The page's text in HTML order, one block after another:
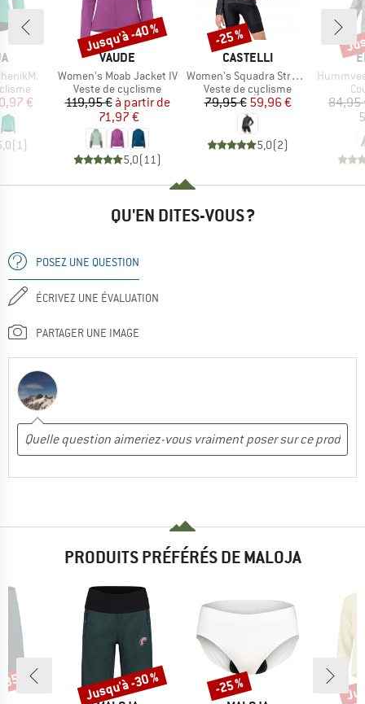
réduit
€
(1)
MARQUE
VAUDE
Article
Women's Moab Jacket IV
Product group
Veste de cyclisme
Prix
119,95 € Prix réduit
à partir de
71,97 €
5,0(11)
Remise
Jusqu'à -40 %
MARQUE
CASTELLI
Article
Women's Squadra Stretch Jacket
Product group
Veste de cyclisme
Prix
79,95 €Prix réduit
59,96 €
5,0(2)
Remise
-25 %
Article
Hummvee
84,95
QU'EN DITES-VOUS ?
POSEZ UNE QUESTION
ÉCRIVEZ UNE ÉVALUATION
PARTAGER UNE IMAGE
PRODUITS PRÉFÉRÉS DE MALOJA
% Remise
Jusqu'à -30 % Remise
-25 %